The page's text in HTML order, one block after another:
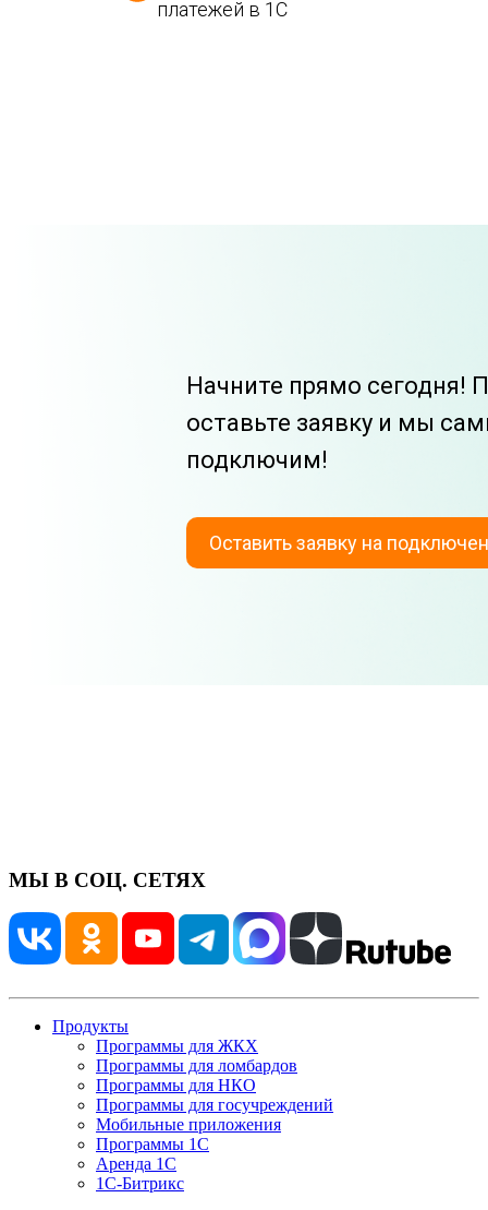
платежей в 1С
Начните прямо сегодня!
оставьте заявку и мы
подключим!
Оставить заявку на
МЫ В СОЦ. СЕТЯХ
Продукты
Программы для ЖКХ
Программы для ломбардов
Программы для НКО
Программы для госучреждений
Мобильные приложения
Программы 1С
Аренда 1С
1С-Битрикс